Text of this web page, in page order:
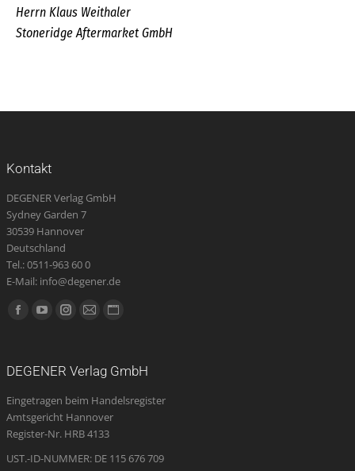
Herrn Klaus Weithaler
Stoneridge Aftermarket GmbH
Kontakt
DEGENER Verlag GmbH
Sydney Garden 7
30539 Hannover
Deutschland
Tel.: 0511-963 60 0
E-Mail: info@degener.de
Finden Sie uns auf:
Facebook
new
window
YouTube
new
window
Instagram
new
window
E-
opens
in
new
Website
new
DEGENER Verlag GmbH
Eingetragen beim Handelsregister
Amtsgericht Hannover
Register-Nr. HRB 4133
UST.-ID-NUMMER: DE 115 676 709